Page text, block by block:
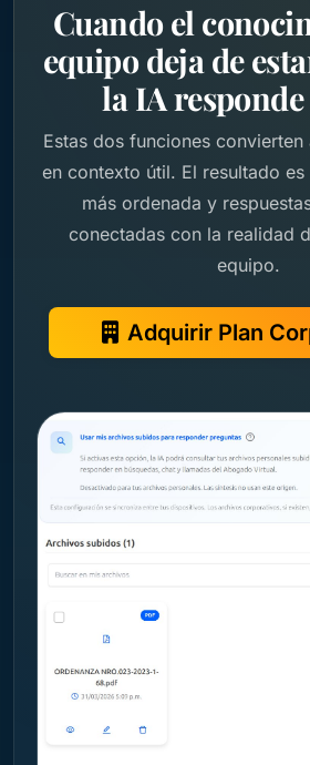
Cuando el
equipo deja de
la IA
Estas dos funciones
en contexto útil. El resultado
más ordenada y
conectadas con la realidad
equipo.
Adquirir Plan